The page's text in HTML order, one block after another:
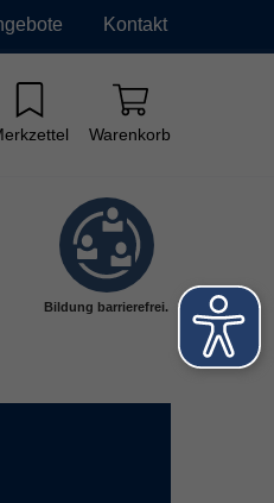
Kontakt
Warenkorb
Bildung barrierefrei.